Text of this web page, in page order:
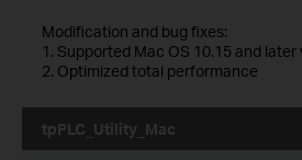
Modification and bug fixes:
1. Supported Mac OS 10.15 and later
2. Optimized total performance
tpPLC_Utility_Mac